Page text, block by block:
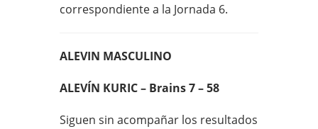
correspondiente a la Jornada 6.
ALEVIN MASCULINO
ALEVÍN KURIC – Brains 7 – 58
Siguen sin acompañar los resultados